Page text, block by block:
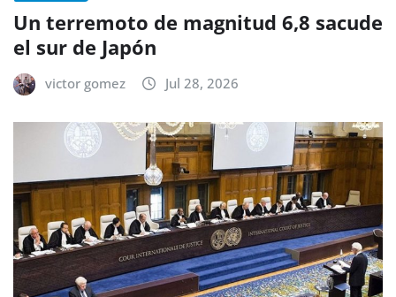
Un terremoto de magnitud 6,8 sacude
el sur de Japón
victor gomez Jul 28, 2026